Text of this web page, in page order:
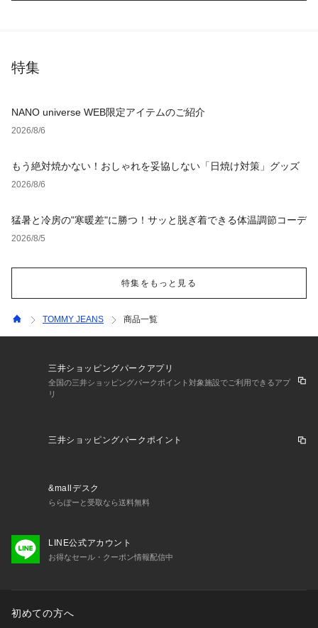
特集
NANO universe WEB限定アイテムのご紹介
2026/8/6
もう絶対焼かない！おしゃれを妥協しない「日焼け対策」グッズ
2026/8/6
猛暑と冷房の"寒暖差"に勝つ！サッと脱ぎ着できる体温調節コーデ
2026/8/5
特集をもっと見る
TOMMY JEANS 商品一覧
三井ショッピングパークアプリ
全国の三井ショッピングパークポイント対象施設でご利用できるアプ
リ
三井ショッピングパークポイント
&mallデスク
ららぽーと受取なら送料無料
LINE公式アカウント
お得なセール・クーポン情報配信中
初めての方へ